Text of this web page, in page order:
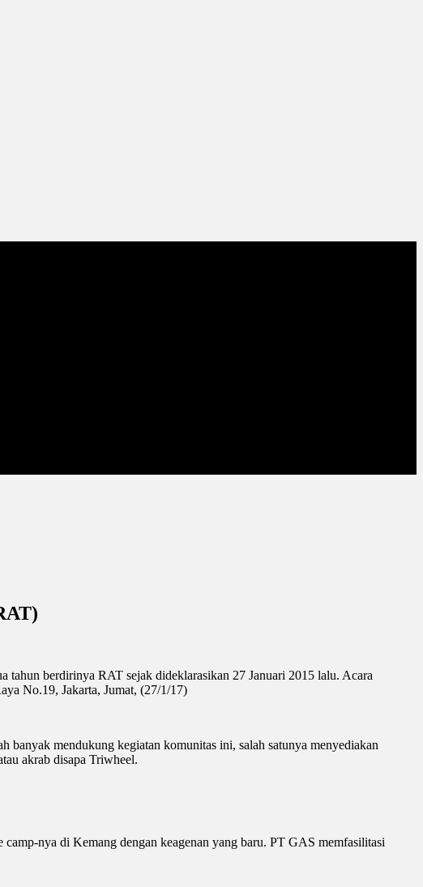
berdirinya RAT sejak dideklarasikan 27 Januari 2015 lalu. Acara
No.19, Jakarta, Jumat, (27/1/17)
banyak mendukung kegiatan komunitas ini, salah satunya menyediakan
akrab disapa Triwheel.
nya di Kemang dengan keagenan yang baru. PT GAS memfasilitasi